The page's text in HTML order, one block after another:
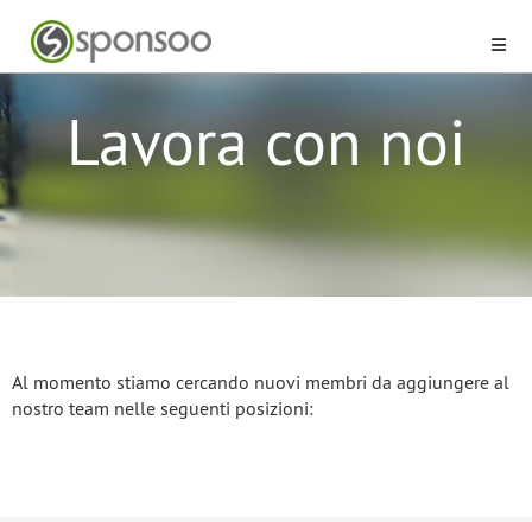
Lavora con noi
Al momento stiamo cercando nuovi membri da aggiungere al
nostro team nelle seguenti posizioni: